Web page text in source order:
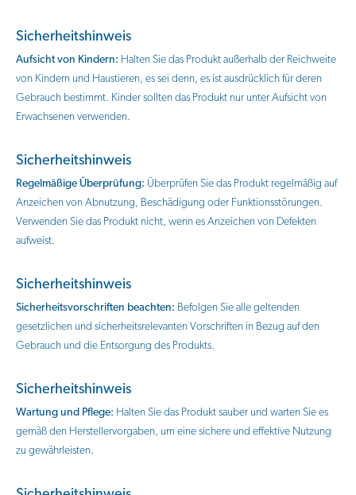
Sicherheitshinweis
Aufsicht von Kindern: Halten Sie das Produkt außerhalb der Reichweite
von Kindern und Haustieren, es sei denn, es ist ausdrücklich für deren
Gebrauch bestimmt. Kinder sollten das Produkt nur unter Aufsicht von
Erwachsenen verwenden.
Sicherheitshinweis
Regelmäßige Überprüfung: Überprüfen Sie das Produkt regelmäßig auf
Anzeichen von Abnutzung, Beschädigung oder Funktionsstörungen.
Verwenden Sie das Produkt nicht, wenn es Anzeichen von Defekten
aufweist.
Sicherheitshinweis
Sicherheitsvorschriften beachten: Befolgen Sie alle geltenden
gesetzlichen und sicherheitsrelevanten Vorschriften in Bezug auf den
Gebrauch und die Entsorgung des Produkts.
Sicherheitshinweis
Wartung und Pflege: Halten Sie das Produkt sauber und warten Sie es
gemäß den Herstellervorgaben, um eine sichere und effektive Nutzung
zu gewährleisten.